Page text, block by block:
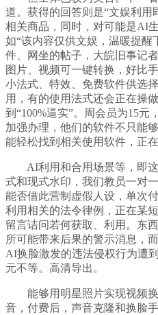
道。获得的回答则是“文娱利用
相关商品，同时，对可能是AI
如“该内容仅供文娱，温暖提
件、网坐的帖子，大皖旧事记
图片、视频可一键转换，好比
小法式、特效、免费软件供选
用，有的使用法式还会正在操
到“100%逼实”。周会员为15
加强办理，他们的软件不只能
能轻松找到相关使用软件，正
AI利用和合用场景等，即这
式和现式水印，我们教员一对
能否借此营制虚假人设，单次
利用相关的法令律例，正在某
留言诘问若何获取、利用。东
所可能带来后果的警示消息，
AI换脸激发的违法侵权行为遭
元不等。高清导出。
能够用明星照片实现视频换
音，付费后，声音克隆和换脸